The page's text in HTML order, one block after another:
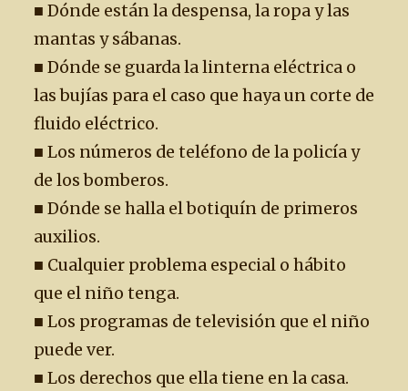
■ Dónde están la despensa, la ropa y las
mantas y sábanas.
■ Dónde se guarda la linterna eléctrica o
las bujías para el caso que haya un corte de
fluido eléctrico.
■ Los números de teléfono de la policía y
de los bomberos.
■ Dónde se halla el botiquín de primeros
auxilios.
■ Cualquier problema especial o hábito
que el niño tenga.
■ Los programas de televisión que el niño
puede ver.
■ Los derechos que ella tiene en la casa.